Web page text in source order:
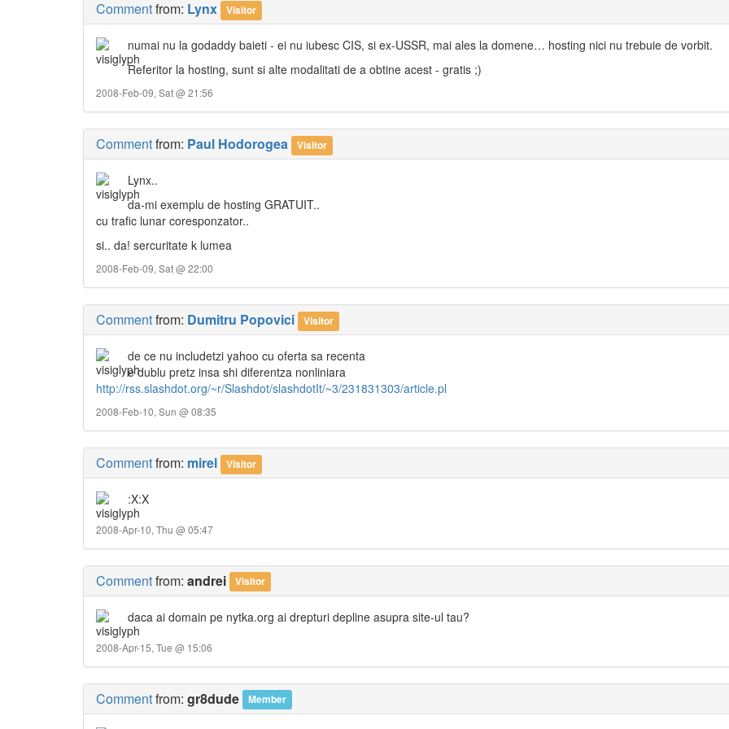
Commentfrom: Lynx Visitor
numai nu la godaddy baieti - ei nu iubesc CIS, si ex-USSR, mai ales la domene… hosting nici nu trebuie de vorbit.
Referitor la hosting, sunt si alte modalitati de a obtine acest - gratis ;)
2008-Feb-09, Sat @ 21:56
Commentfrom: Paul Hodorogea Visitor
Lynx..
da-mi exemplu de hosting GRATUIT..
cu trafic lunar coresponzator..
si.. da! sercuritate k lumea
2008-Feb-09, Sat @ 22:00
Commentfrom: Dumitru Popovici Visitor
de ce nu includetzi yahoo cu oferta sa recenta
e dublu pretz insa shi diferentza nonliniara
http://rss.slashdot.org/~r/Slashdot/slashdotIt/~3/231831303/article.pl
2008-Feb-10, Sun @ 08:35
Commentfrom: mirel Visitor
:X:X
2008-Apr-10, Thu @ 05:47
Commentfrom: andrei Visitor
daca ai domain pe nytka.org ai drepturi depline asupra site-ul tau?
2008-Apr-15, Tue @ 15:06
Commentfrom: gr8dude Member